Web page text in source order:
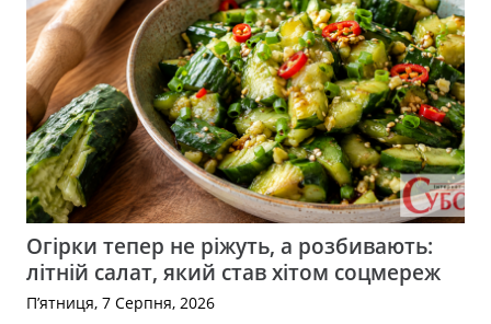
Огірки тепер не ріжуть, а розбивають:
літній салат, який став хітом соцмереж
П’ятниця, 7 Серпня, 2026